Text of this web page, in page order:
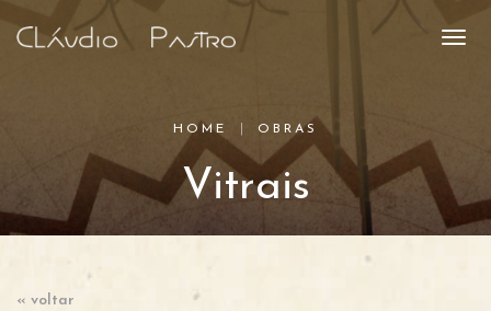
HOME OBRAS
Vitrais
« voltar